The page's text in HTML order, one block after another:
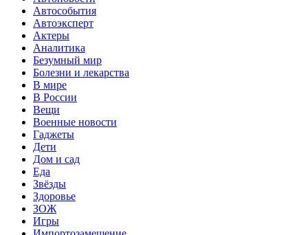
Автособытия
Автоэксперт
Актеры
Аналитика
Безумный мир
Болезни и лекарства
В мире
В России
Вещи
Военные новости
Гаджеты
Дети
Дом и сад
Еда
Звёзды
Здоровье
ЗОЖ
Игры